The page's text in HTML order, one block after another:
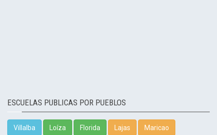
ESCUELAS PUBLICAS POR PUEBLOS
Villalba Loíza Florida Lajas Maricao